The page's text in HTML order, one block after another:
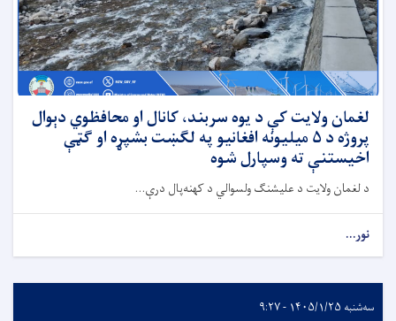
لغمان ولایت کې د یوه سربند، کانال او محافظوي دېوال
پروژه د ۵ میلیونه افغانیو په لګښت بشپړه او ګټې
اخیستنې ته وسپارل شوه
د لغمان ولایت د علیشنګ ولسوالي د کهنه‌پال درې...
نور...
سه‌شنبه ۱۴۰۵/۱/۲۵ - ۹:۲۷